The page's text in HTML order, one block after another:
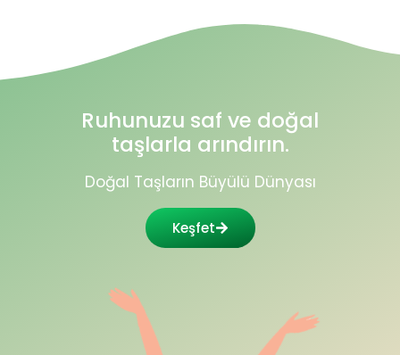
Ruhunuzu saf ve doğal
taşlarla arındırın.
Doğal Taşların Büyülü Dünyası
Keşfet